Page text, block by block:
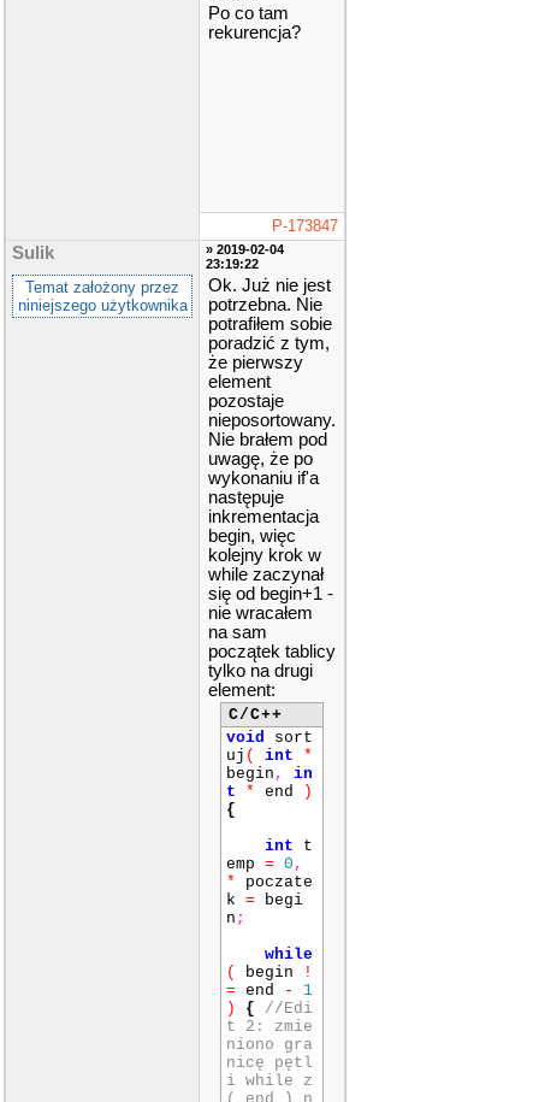
Po co tam
rekurencja?
P-173847
Sulik
Temat założony przez
niniejszego użytkownika
» 2019-02-04
23:19:22
Ok. Już nie jest
potrzebna. Nie
potrafiłem sobie
poradzić z tym,
że pierwszy
element
pozostaje
nieposortowany.
Nie brałem pod
uwagę, że po
wykonaniu if'a
następuje
inkrementacja
begin, więc
kolejny krok w
while zaczynał
się od begin+1 -
nie wracałem
na sam
początek tablicy
tylko na drugi
element:
C/C++
void sort
uj ( int
*
begin ,
in
t
* end
)
{
int t
emp = 0 ,
*
poczate
k = begi
n ;
while
(
begin
!
= end -
1
)
{
//Edi
t 2: zmie
niono gra
nicę pętl
i while z